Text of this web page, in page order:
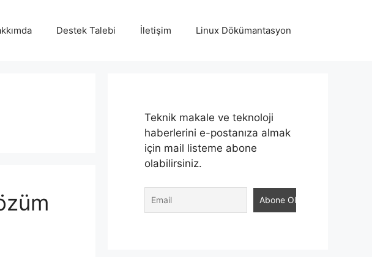
Destek Talebi İletişim Linux Dökümantasyon
Teknik makale ve teknoloji
haberlerini e-postanıza almak
için mail listeme abone
olabilirsiniz.